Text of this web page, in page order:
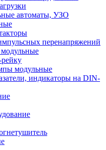
автоматы, УЗО
перенапряжений
модульные
индикаторы на DIN-